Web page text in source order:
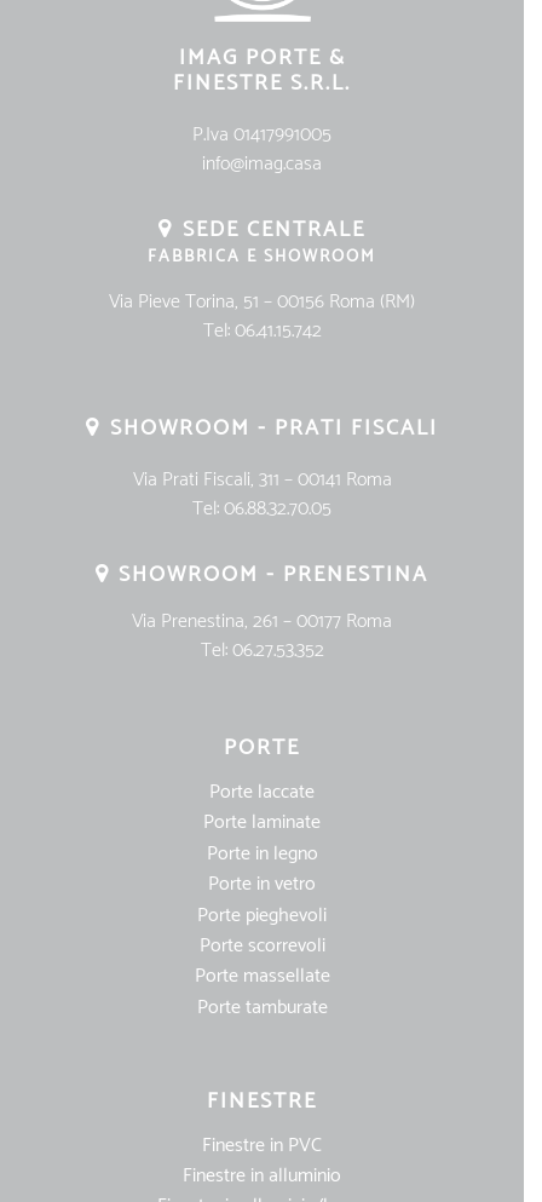
IMAG PORTE &
FINESTRE S.R.L.
P.Iva 01417991005
info@imag.casa
SEDE CENTRALE
FABBRICA E SHOWROOM
Via Pieve Torina, 51 – 00156 Roma (RM)
Tel:06.41.15.742
SHOWROOM - PRATI FISCALI
Via Prati Fiscali, 311 – 00141 Roma
Tel:06.88.32.70.05
SHOWROOM - PRENESTINA
Via Prenestina, 261 – 00177 Roma
Tel:06.27.53.352
PORTE
Porte laccate
Porte laminate
Porte in legno
Porte in vetro
Porte pieghevoli
Porte scorrevoli
Porte massellate
Porte tamburate
FINESTRE
Finestre in PVC
Finestre in alluminio